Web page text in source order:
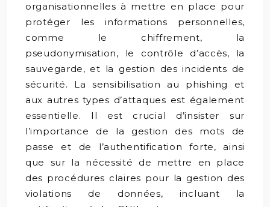
organisationnelles à mettre en place pour
protéger les informations personnelles,
comme le chiffrement, la
pseudonymisation, le contrôle d’accès, la
sauvegarde, et la gestion des incidents de
sécurité. La sensibilisation au phishing et
aux autres types d’attaques est également
essentielle. Il est crucial d’insister sur
l’importance de la gestion des mots de
passe et de l’authentification forte, ainsi
que sur la nécessité de mettre en place
des procédures claires pour la gestion des
violations de données, incluant la